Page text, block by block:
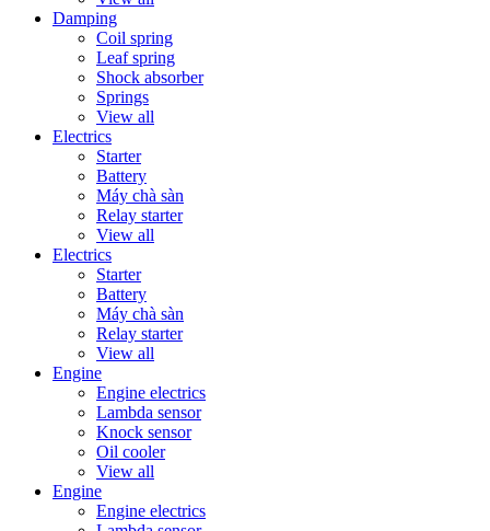
Damping
Coil spring
Leaf spring
Shock absorber
Springs
View all
Electrics
Starter
Battery
Máy chà sàn
Relay starter
View all
Electrics
Starter
Battery
Máy chà sàn
Relay starter
View all
Engine
Engine electrics
Lambda sensor
Knock sensor
Oil cooler
View all
Engine
Engine electrics